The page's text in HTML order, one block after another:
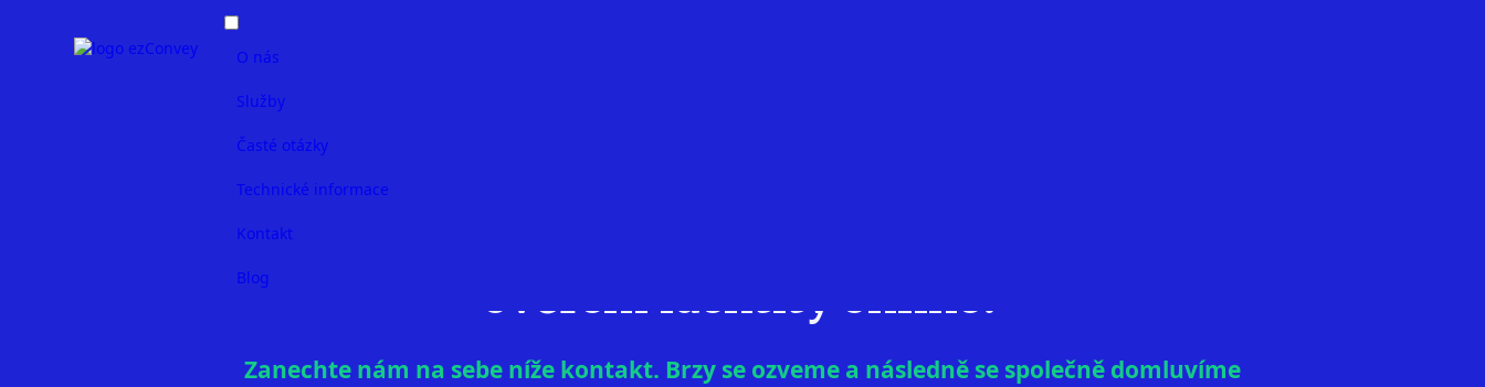
O nás
Služby
Časté otázky
Technické informace
Kontakt
Blog
Chcete vědět, jaké další výhody vám přinese
ověření identity online?
Zanechte nám na sebe níže kontakt. Brzy se ozveme a následně se společně domluvíme